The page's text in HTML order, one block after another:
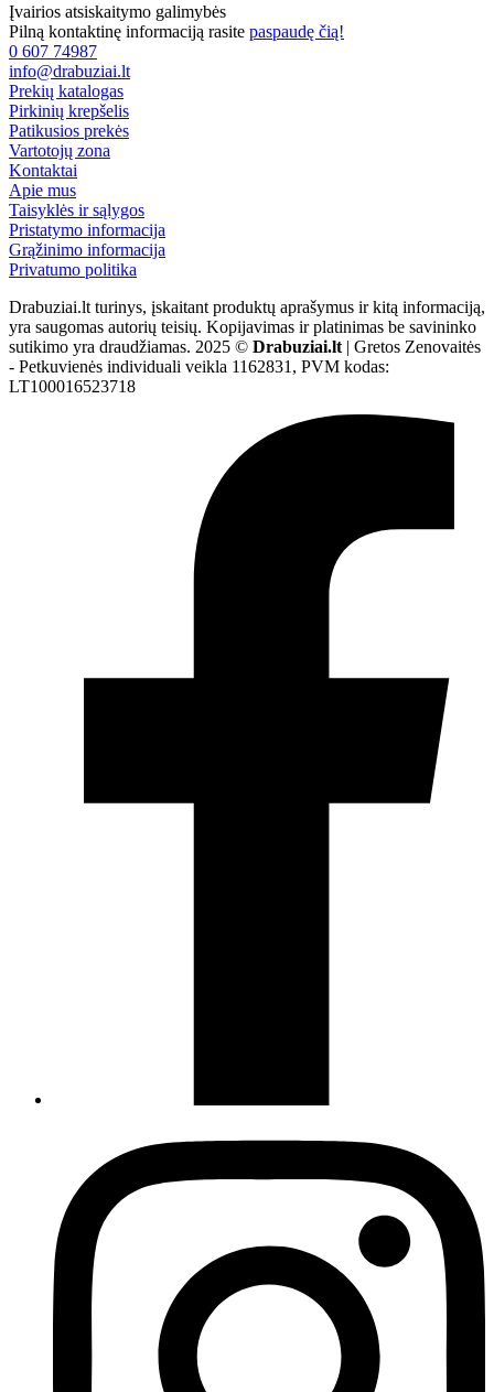
Įvairios atsiskaitymo galimybės
Pilną kontaktinę informaciją rasite paspaudę čią!
0 607 74987
info@drabuziai.lt
Prekių katalogas
Pirkinių krepšelis
Patikusios prekės
Vartotojų zona
Kontaktai
Apie mus
Taisyklės ir sąlygos
Pristatymo informacija
Grąžinimo informacija
Privatumo politika
Drabuziai.lt turinys, įskaitant produktų aprašymus ir kitą informaciją,
yra saugomas autorių teisių. Kopijavimas ir platinimas be savininko
sutikimo yra draudžiamas. 2025 © Drabuziai.lt | Gretos Zenovaitės
- Petkuvienės individuali veikla 1162831, PVM kodas:
LT100016523718